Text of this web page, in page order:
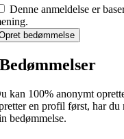
Denne anmeldelse er
bedømmelse
Bedømmelser
kan 100% anonymt
en profil først, har du
bedømmelse.